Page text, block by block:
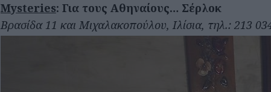
Mysteries: Για τους Αθηναίους… Σέρλοκ
Βρασίδα 11 και Μιχαλακοπούλου, Ιλίσια, τηλ.: 213